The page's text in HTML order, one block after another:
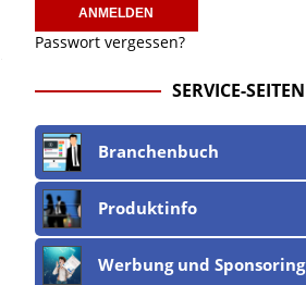
Passwort vergessen?
SERVICE-SEITEN
Branchenbuch
Produktinfo
Werbung und Sponsoring